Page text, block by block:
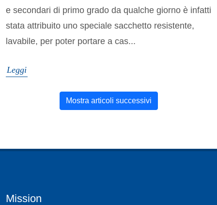
e secondari di primo grado da qualche giorno è infatti
stata attribuito uno speciale sacchetto resistente,
lavabile, per poter portare a cas...
Leggi
Mostra articoli successivi
Mission